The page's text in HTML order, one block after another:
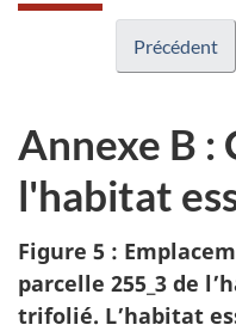
Précédent
Annexe B :
l'habitat
Figure 5 :
parcelle 255_3 de
trifolié. L’habitat